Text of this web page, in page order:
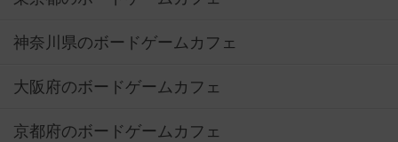
神奈川県のボードゲームカフェ
大阪府のボードゲームカフェ
京都府のボードゲームカフェ